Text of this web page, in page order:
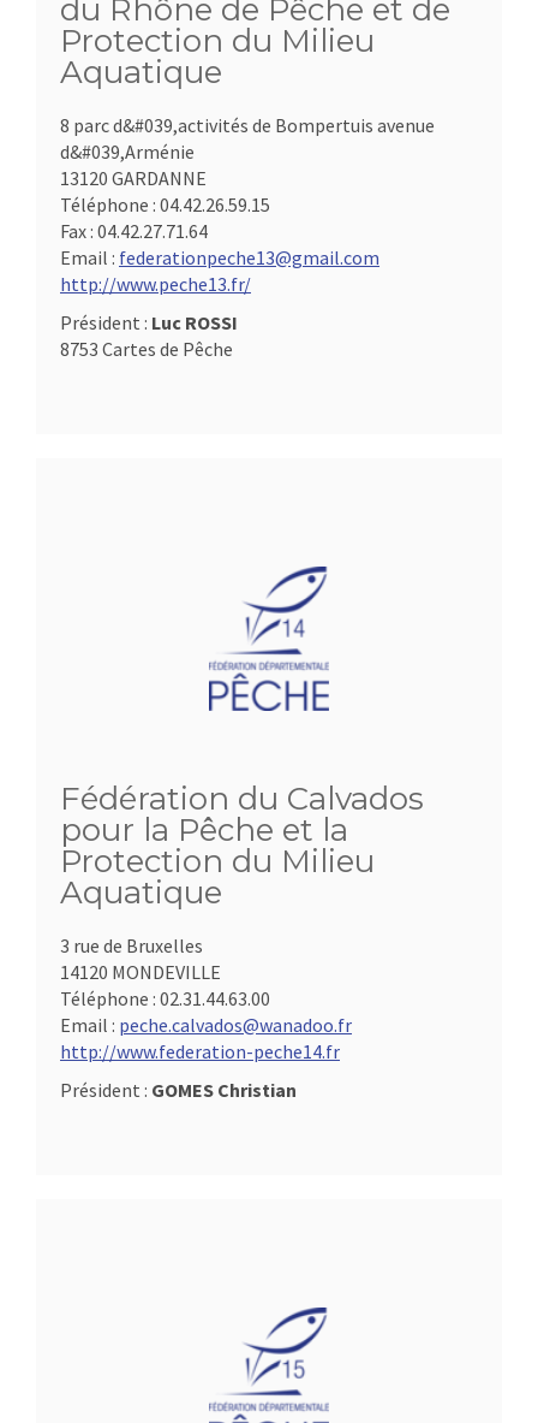
du Rhône de Pêche et de
Protection du Milieu
Aquatique
8 parc d&#039,activités de Bompertuis avenue
d&#039,Arménie
13120 GARDANNE
Téléphone : 04.42.26.59.15
Fax : 04.42.27.71.64
Email : federationpeche13@gmail.com
http://www.peche13.fr/
Président : Luc ROSSI
8753 Cartes de Pêche
Fédération du Calvados
pour la Pêche et la
Protection du Milieu
Aquatique
3 rue de Bruxelles
14120 MONDEVILLE
Téléphone : 02.31.44.63.00
Email : peche.calvados@wanadoo.fr
http://www.federation-peche14.fr
Président : GOMES Christian